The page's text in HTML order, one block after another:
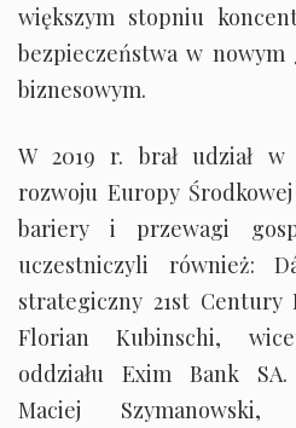
większym stopniu
bezpieczeństwa w
biznesowym.
W 2019 r. brał udział w
rozwoju Europy
bariery i przewagi
uczestniczyli również:
strategiczny 21st
Florian Kubinschi,
oddziału Exim Bank SA.
Maciej